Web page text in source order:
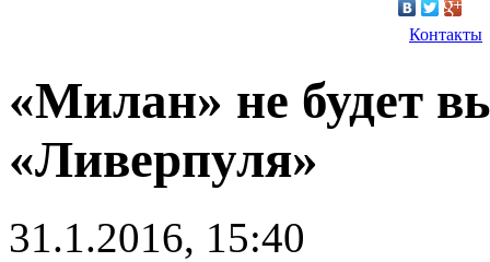
Контакты
«Милан» не будет
«Ливерпуля»
31.1.2016, 15:40